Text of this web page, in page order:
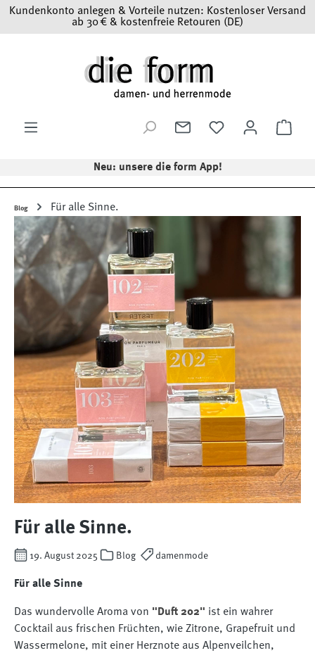
Zum Hauptinhalt springen
Kundenkonto anlegen & Vorteile nutzen: Kostenloser Versand
ab 30 € & kostenfreie Retouren (DE)
Neu: unsere die form App!
Blog Für alle Sinne.
Für alle Sinne.
19. August 2025 Blog damenmode
Für alle Sinne
Das wundervolle Aroma von "Duft 202" ist ein wahrer
Cocktail aus frischen Früchten, wie Zitrone, Grapefruit und
Wassermelone, mit einer Herznote aus Alpenveilchen,